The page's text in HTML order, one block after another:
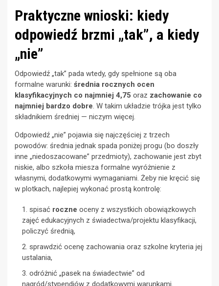
Praktyczne wnioski: kiedy
odpowiedź brzmi „tak”, a kiedy
„nie”
Odpowiedź „tak” pada wtedy, gdy spełnione są oba
formalne warunki: średnia rocznych ocen
klasyfikacyjnych co najmniej 4,75 oraz zachowanie co
najmniej bardzo dobre. W takim układzie trójka jest tylko
składnikiem średniej — niczym więcej.
Odpowiedź „nie” pojawia się najczęściej z trzech
powodów: średnia jednak spada poniżej progu (bo doszły
inne „niedoszacowane” przedmioty), zachowanie jest zbyt
niskie, albo szkoła miesza formalne wyróżnienie z
własnymi, dodatkowymi wymaganiami. Żeby nie kręcić się
w plotkach, najlepiej wykonać prostą kontrolę:
spisać roczne oceny z wszystkich obowiązkowych
zajęć edukacyjnych z świadectwa/projektu klasyfikacji,
policzyć średnią,
sprawdzić ocenę zachowania oraz szkolne kryteria jej
ustalania,
odróżnić „pasek na świadectwie” od
nagród/stypendiów z dodatkowymi warunkami.